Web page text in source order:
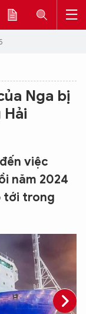
Nga bị
việc
năm 2024
tới trong